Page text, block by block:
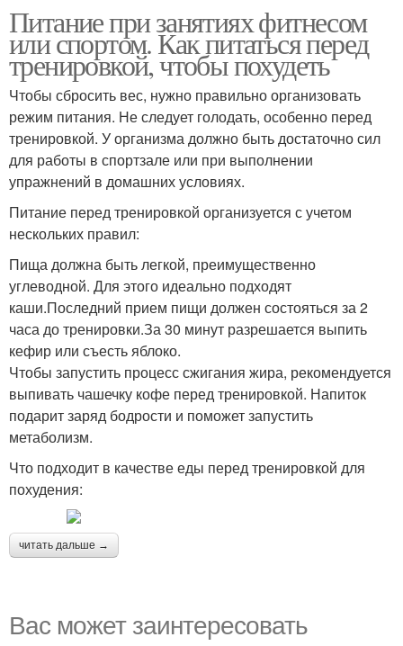
Питание при занятиях фитнесом
или спортом. Как питаться перед
тренировкой, чтобы похудеть
Чтобы сбросить вес, нужно правильно организовать
режим питания. Не следует голодать, особенно перед
тренировкой. У организма должно быть достаточно сил
для работы в спортзале или при выполнении
упражнений в домашних условиях.
Питание перед тренировкой организуется с учетом
нескольких правил:
Пища должна быть легкой, преимущественно
углеводной. Для этого идеально подходят
каши.Последний прием пищи должен состояться за 2
часа до тренировки.За 30 минут разрешается выпить
кефир или съесть яблоко.
Чтобы запустить процесс сжигания жира, рекомендуется
выпивать чашечку кофе перед тренировкой. Напиток
подарит заряд бодрости и поможет запустить
метаболизм.
Что подходит в качестве еды перед тренировкой для
похудения:
читать дальше →
Вас может заинтересовать